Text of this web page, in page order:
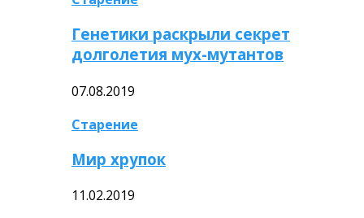
Генетики раскрыли секрет
долголетия мух-мутантов
07.08.2019
Старение
Мир хрупок
11.02.2019